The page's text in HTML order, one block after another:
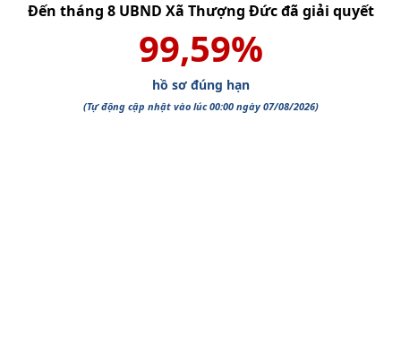
Đến tháng 8 UBND Xã Thượng Đứcđã giải quyết
99,59%
hồ sơ đúng hạn
(Tự động cập nhật vào lúc 00:00 ngày 07/08/2026)